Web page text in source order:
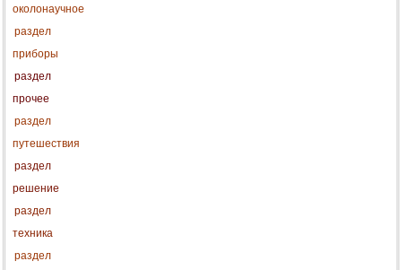
околонаучное
раздел
приборы
раздел
прочее
раздел
путешествия
раздел
решение
раздел
техника
раздел